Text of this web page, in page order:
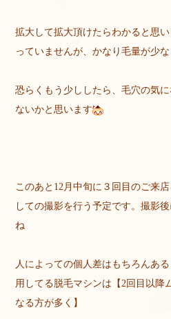
拡大して拡大頂けたらわかると思
っていませんが、かなり毛量が少
恐らくもう少ししたら、毛穴の気
ないかと思います
このあと12月中旬に３回目のご来
しての撮影を行う予定です。撮影
ね
人によっての個人差はもちろんあ
用してる脱毛マシンは【2回目以降
なる方が多く】